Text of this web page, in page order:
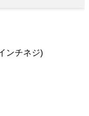
ンチネジ)